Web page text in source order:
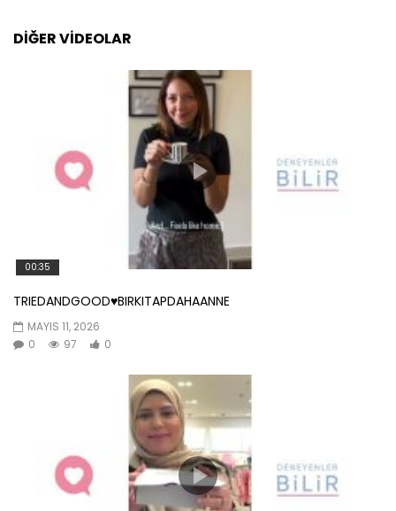
DIĞER VIDEOLAR
00:35
TRIEDANDGOOD♥️BIRKITAPDAHAANNE
MAYIS 11, 2026
0
97 0